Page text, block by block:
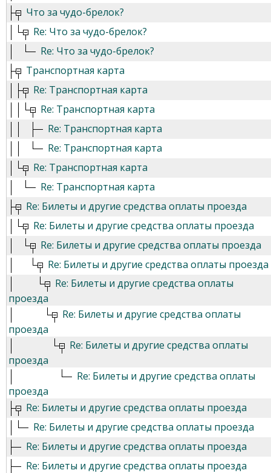
Что за чудо-брелок?
Re: Что за чудо-брелок?
Re: Что за чудо-брелок?
Транспортная карта
Re: Транспортная карта
Re: Транспортная карта
Re: Транспортная карта
Re: Транспортная карта
Re: Транспортная карта
Re: Транспортная карта
Re: Билеты и другие средства оплаты проезда
Re: Билеты и другие средства оплаты проезда
Re: Билеты и другие средства оплаты проезда
Re: Билеты и другие средства оплаты проезда
Re: Билеты и другие средства оплаты
проезда
Re: Билеты и другие средства оплаты
проезда
Re: Билеты и другие средства оплаты
проезда
Re: Билеты и другие средства оплаты
проезда
Re: Билеты и другие средства оплаты проезда
Re: Билеты и другие средства оплаты проезда
Re: Билеты и другие средства оплаты проезда
Re: Билеты и другие средства оплаты проезда